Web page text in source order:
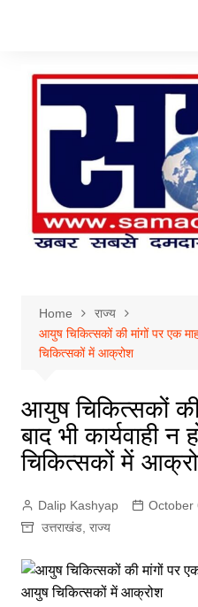
Home
राज्य
आयुष चिकित्सकों की मांगों पर एक
चिकित्सकों में आक्रोश
आयुष चिकित्सकों
बाद भी कार्यवाही
चिकित्सकों में
Dalip Kashyap October
उत्तराखंड, राज्य